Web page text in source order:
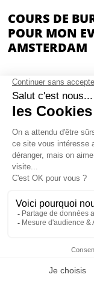
COURS DE
POUR MON
AMSTERDAM
CONTENU
90min de
Différentes
Création
Mon EVJF à